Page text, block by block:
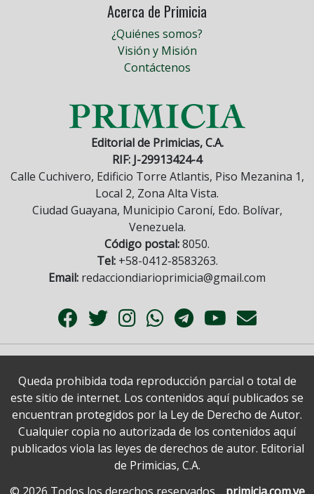
Acerca de Primicia
¿Quiénes somos?
Visión y Misión
Contáctenos
Editorial de Primicias, C.A.
RIF: J-29913424-4
Calle Cuchivero, Edificio Torre Atlantis, Piso Mezanina 1,
Local 2, Zona Alta Vista.
Ciudad Guayana, Municipio Caroní, Edo. Bolívar,
Venezuela.
Código postal:8050.
Tel:+58-0412-8583263.
Email: redacciondiarioprimicia@gmail.com
Queda prohibida toda reproducción parcial o total de
este sitio de internet. Los contenidos aquí publicados se
encuentran protegidos por la Ley de Derecho de Autor.
Cualquier copia no autorizada de los contenidos aquí
publicados viola las leyes de derechos de autor. Editorial
de Primicias, C.A.